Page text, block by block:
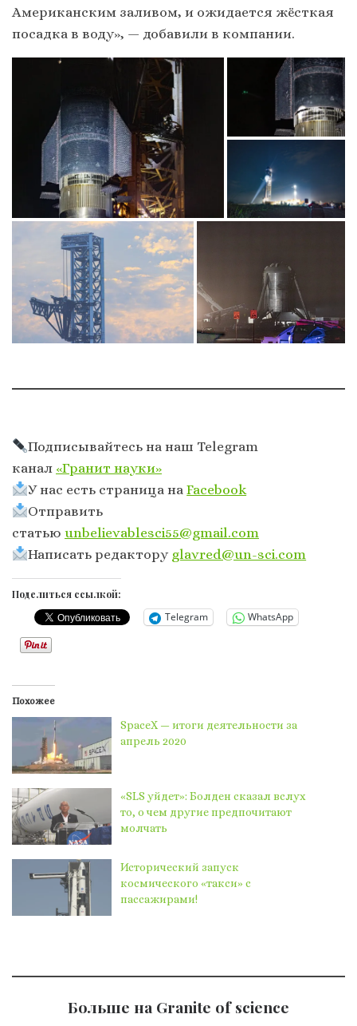
Американским заливом, и ожидается жёсткая
посадка в воду», — добавили в компании.
Подписывайтесь на наш Telegram
канал «Гранит науки»
У нас есть страница наFacebook
Отправить
статью unbelievablesci55@gmail.com
Написать редактору glavred@un-sci.com
Поделиться ссылкой:
Telegram WhatsApp
Похожее
SpaceX — итоги деятельности за
апрель 2020
«SLS уйдет»: Болден сказал вслух
то, о чем другие предпочитают
молчать
Исторический запуск
космического «такси» с
пассажирами!
Больше на Granite of science